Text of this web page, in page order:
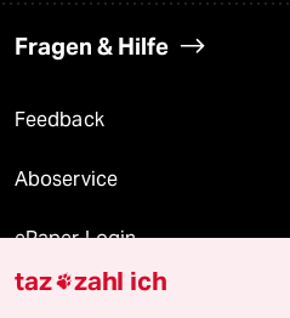
Fragen & Hilfe
Feedback
Aboservice
ePaper Login
Downloads für Abonnierende
taz zahl ich